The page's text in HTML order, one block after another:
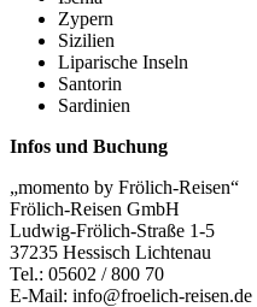
Zypern
Sizilien
Liparische Inseln
Santorin
Sardinien
Infos und Buchung
„momento by Frölich-Reisen“
Frölich-Reisen GmbH
Ludwig-Frölich-Straße 1-5
37235 Hessisch Lichtenau
Tel.: 05602 / 800 70
E-Mail: info@froelich-reisen.de